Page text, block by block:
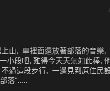
山, 車裡面還放著部落的音樂
小段吧, 難得今天天氣如此棒,
過這段步行, 一邊見到原住民
落".....